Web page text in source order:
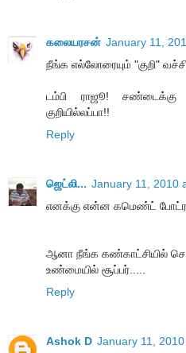
கலையரசன் January 11,
நீங்க எல்லோரையும் "குறி"
டம்பி ராஜூ!
குறியில்லப்பா!!
Reply
ஜெட்லி... January 11, 2010
எனக்கு என்ன கமெண்ட்
ஆனா நீங்க கண்காட்சியில்
உண்மையில் சூப்பர்.....
Reply
Ashok D January 11,